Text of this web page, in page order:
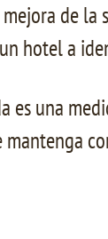
de
hotel a
es una